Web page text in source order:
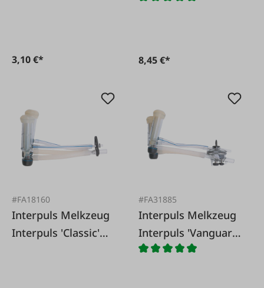
3,10 €* 8,45 €*
#FA18160
Interpuls Melkzeug
Interpuls 'Classic'
#FA31885
Interpuls Melkzeug
Interpuls 'Vanguard'
ITP205